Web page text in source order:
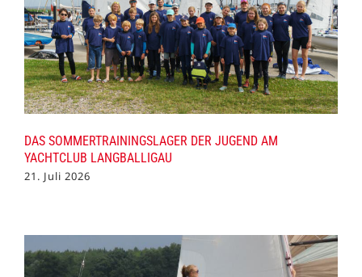
DAS SOMMERTRAININGSLAGER DER JUGEND AM
YACHTCLUB LANGBALLIGAU
21. Juli 2026